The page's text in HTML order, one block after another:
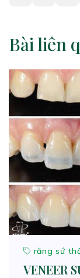
Bài liên
răng sứ
VENEER